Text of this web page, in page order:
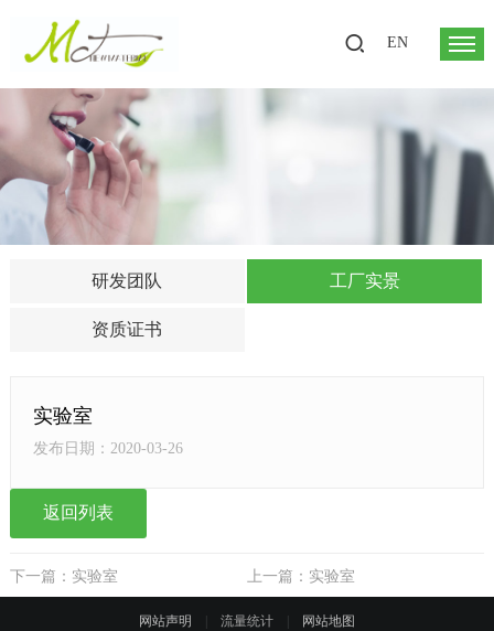
EN
研发团队 工厂实景
资质证书
实验室
发布日期：2020-03-26
返回列表
下一篇：实验室 上一篇：实验室
网站声明 流量统计
网站地图